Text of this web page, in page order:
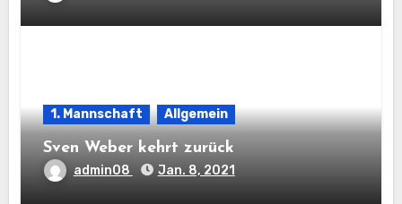
1. Mannschaft Allgemein
Sven Weber kehrt zurück
admin08 Jan. 8, 2021